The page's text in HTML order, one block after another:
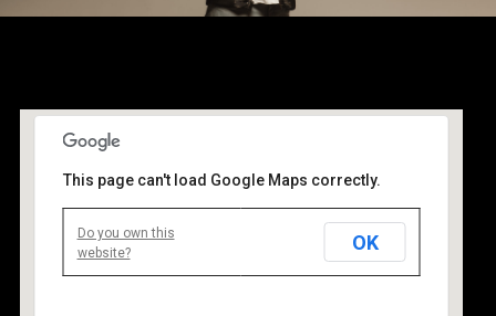
st germain des prés
st germain des prés - paris
This page can't load Google Maps correctly.
Do you own this
website?
OK